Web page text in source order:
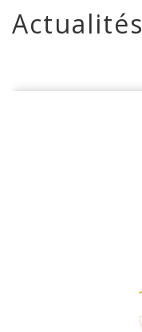
Actualités